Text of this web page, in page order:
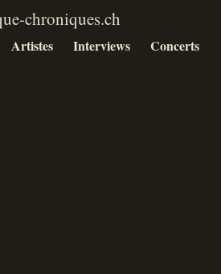
Artistes Interviews Concerts